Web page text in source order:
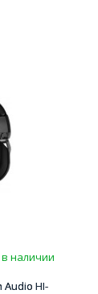
в наличии
HI-